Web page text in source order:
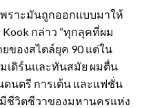
พราะมันถูกออกแบบมาให้
กล่าว “ทุกลุคที่ผม
ของสไตล์ยุค 90 แต่ใน
เดิร์นและทันสมัย ผมตื่น
นตรี การเต้น และแฟชั่น
ชีวิตชีวาของมหานครแห่ง